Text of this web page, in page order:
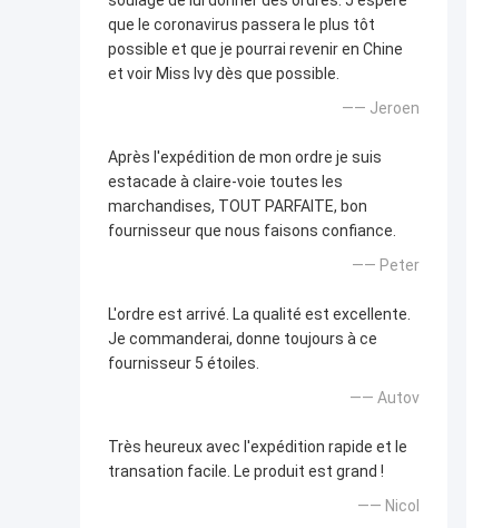
que le coronavirus passera le plus tôt
possible et que je pourrai revenir en Chine
et voir Miss Ivy dès que possible.
—— Jeroen
Après l'expédition de mon ordre je suis
estacade à claire-voie toutes les
marchandises, TOUT PARFAITE, bon
fournisseur que nous faisons confiance.
—— Peter
L'ordre est arrivé. La qualité est excellente.
Je commanderai, donne toujours à ce
fournisseur 5 étoiles.
—— Autov
Très heureux avec l'expédition rapide et le
transation facile. Le produit est grand !
—— Nicol